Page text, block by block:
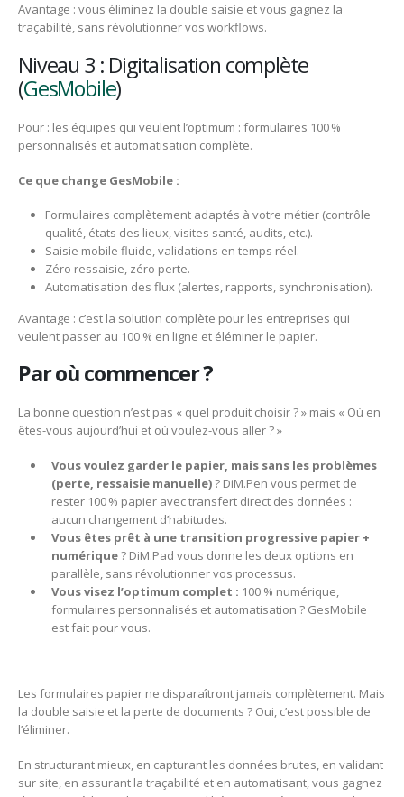
Avantage : vous éliminez la double saisie et vous gagnez la
traçabilité, sans révolutionner vos workflows.
Niveau 3 : Digitalisation complète
(GesMobile)
Pour : les équipes qui veulent l’optimum : formulaires 100 %
personnalisés et automatisation complète.
Ce que change GesMobile :
Formulaires complètement adaptés à votre métier (contrôle
qualité, états des lieux, visites santé, audits, etc.).
Saisie mobile fluide, validations en temps réel.
Zéro ressaisie, zéro perte.
Automatisation des flux (alertes, rapports, synchronisation).
Avantage : c’est la solution complète pour les entreprises qui
veulent passer au 100 % en ligne et éléminer le papier.
Par où commencer ?
La bonne question n’est pas « quel produit choisir ? » mais « Où en
êtes-vous aujourd’hui et où voulez-vous aller ? »
Vous voulez garder le papier, mais sans les problèmes
(perte, ressaisie manuelle)? DiM.Pen vous permet de
rester 100 % papier avec transfert direct des données :
aucun changement d’habitudes.
Vous êtes prêt à une transition progressive papier +
numérique? DiM.Pad vous donne les deux options en
parallèle, sans révolutionner vos processus.
Vous visez l’optimum complet : 100 % numérique,
formulaires personnalisés et automatisation ? GesMobile
est fait pour vous.
Les formulaires papier ne disparaîtront jamais complètement. Mais
la double saisie et la perte de documents ? Oui, c’est possible de
l’éliminer.
En structurant mieux, en capturant les données brutes, en validant
sur site, en assurant la traçabilité et en automatisant, vous gagnez